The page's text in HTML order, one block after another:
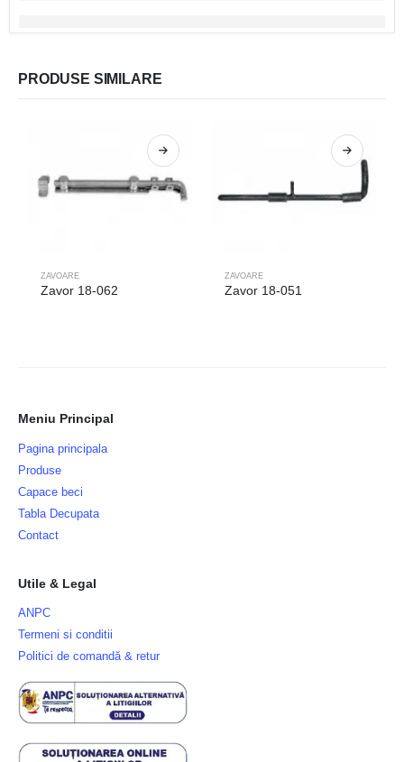
PRODUSE SIMILARE
ZAVOARE
Zavor 18-062
ZAVOARE
Zavor 18-051
Meniu Principal
Pagina principala
Produse
Capace beci
Tabla Decupata
Contact
Utile & Legal
ANPC
Termeni si conditii
Politici de comandă & retur